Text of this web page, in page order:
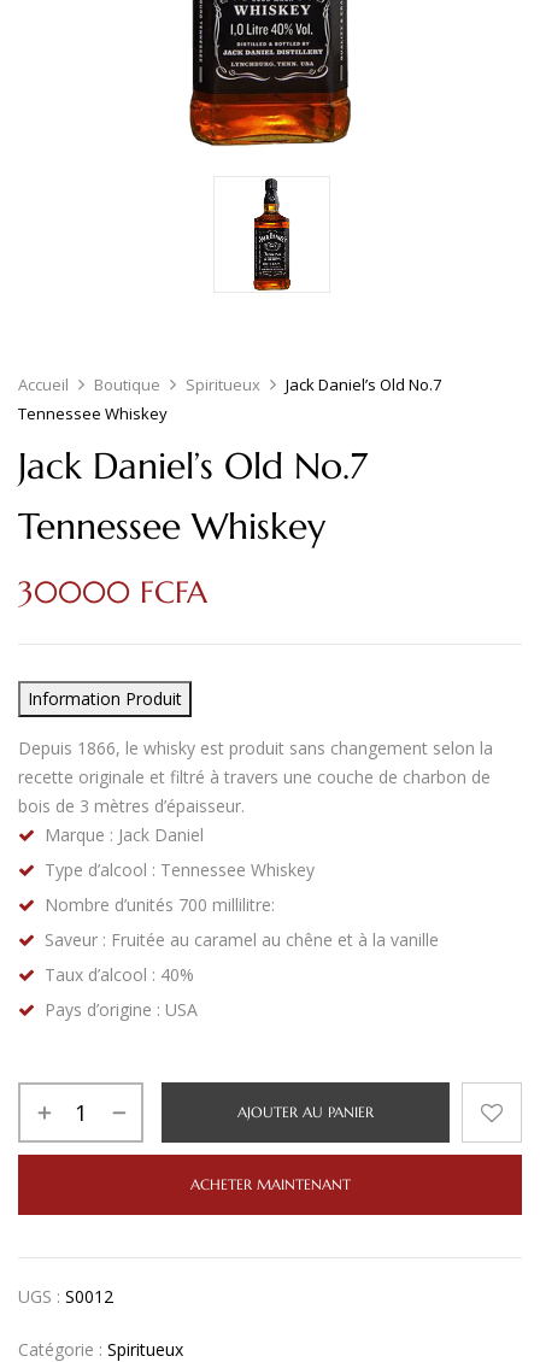
Accueil Boutique Spiritueux
Jack Daniel’s Old No.7
Tennessee Whiskey
Jack Daniel’s Old No.7
Tennessee Whiskey
30000 FCFA
Information Produit
Depuis 1866, le whisky est produit sans changement selon la
recette originale et filtré à travers une couche de charbon de
bois de 3 mètres d’épaisseur.
Marque : Jack Daniel
Type d’alcool : Tennessee Whiskey
Nombre d’unités 700 millilitre:
Saveur : Fruitée au caramel au chêne et à la vanille
Taux d’alcool : 40%
Pays d’origine : USA
AJOUTER AU PANIER
ACHETER MAINTENANT
UGS : S0012
Catégorie : Spiritueux